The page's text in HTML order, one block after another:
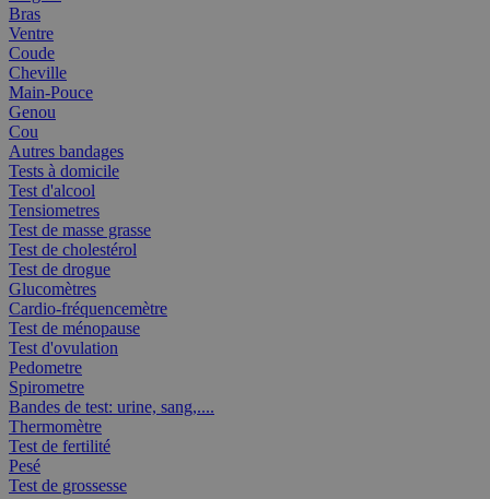
Bras
Ventre
Coude
Cheville
Main-Pouce
Genou
Cou
Autres bandages
Tests à domicile
Test d'alcool
Tensiometres
Test de masse grasse
Test de cholestérol
Test de drogue
Glucomètres
Cardio-fréquencemètre
Test de ménopause
Test d'ovulation
Pedometre
Spirometre
Bandes de test: urine, sang,....
Thermomètre
Test de fertilité
Pesé
Test de grossesse